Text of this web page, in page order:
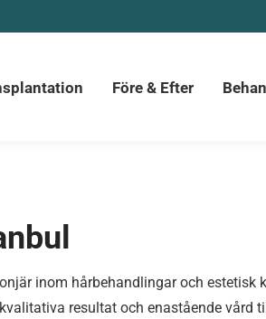
Före & Efter
inom hårbehandlingar och estetisk
resultat och enastående vård